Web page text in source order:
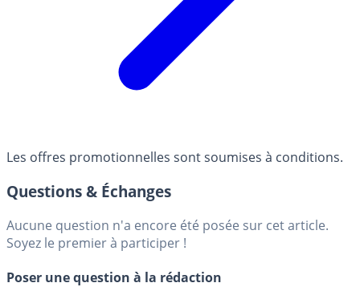
Les offres promotionnelles sont soumises à conditions.
Questions & Échanges
Aucune question n'a encore été posée sur cet article.
Soyez le premier à participer !
Poser une question à la rédaction